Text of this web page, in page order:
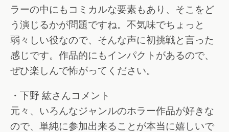
ラーの中にもコミカルな要素もあり、そこをど
う演じるかが問題ですね。不気味でちょっと
弱々しい役なので、そんな声に初挑戦と言った
感じです。作品的にもインパクトがあるので、
ぜひ楽しんで怖がってください。
・下野 紘さんコメント
元々、いろんなジャンルのホラー作品が好きな
ので、単純に参加出来ることが本当に嬉しいで